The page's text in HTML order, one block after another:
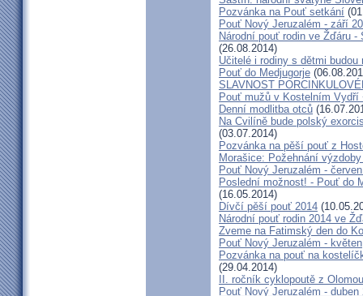
Pozvánka na Pouť setkání
Pouť Nový Jeruzalém - září
Národní pouť rodin ve Žďáru
(26.08.2014)
Učitelé i rodiny s dětmi
Pouť do Medjugorje
SLAVNOST
Pouť mužů v Kostelním Vydří
Denní modlitba otců
Na Cvilíně bude polský
(03.07.2014)
Pozvánka na pěší pouť z
Morašice: Požehnání
Pouť Nový Jeruzalém -
Poslední možnost! - Pouť do
(16.05.2014)
Dívčí pěší pouť 2014
Národní pouť rodin 2014 ve
Zveme na Fatimský den do
Pouť Nový Jeruzalém - květen
Pozvánka na pouť na
(29.04.2014)
II. ročník cyklopoutě z
Pouť Nový Jeruzalém - duben